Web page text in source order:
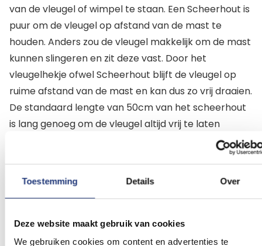
Toestemming Details Over
Deze website maakt gebruik van cookies
We gebruiken cookies om content en advertenties te
van de vleugel of wimpel te staan. Een Scheerhout is
puur om de vleugel op afstand van de mast te
houden. Anders zou de vleugel makkelijk om de mast
kunnen slingeren en zit deze vast. Door het
vleugelhekje ofwel Scheerhout blijft de vleugel op
ruime afstand van de mast en kan dus zo vrij draaien.
De standaard lengte van 50cm van het scheerhout
is lang genoeg om de vleugel altijd vrij te laten
schijnbare windrichting aan tijdens het varen en de
werkdagen voor 16:00 uur besteld, is de volgende
werkdag in huis in NL en BE. Door de lengte moeten